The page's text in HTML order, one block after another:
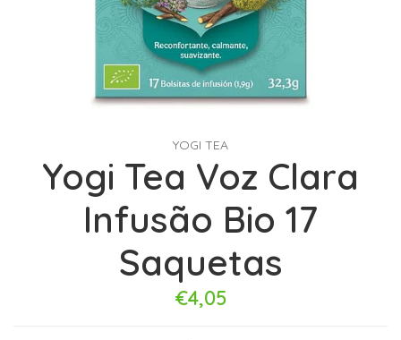
YOGI TEA
Yogi Tea Voz Clara
Infusão Bio 17
Saquetas
€4,05